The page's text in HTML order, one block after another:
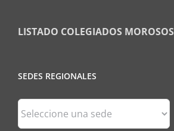
LISTADO COLEGIADOS MOROSOS
SEDES REGIONALES
Sedes
Regionales